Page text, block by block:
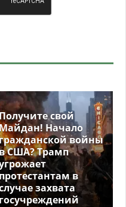
свой
Начало
войны
США? Трамп
в
захвата
госучреждений